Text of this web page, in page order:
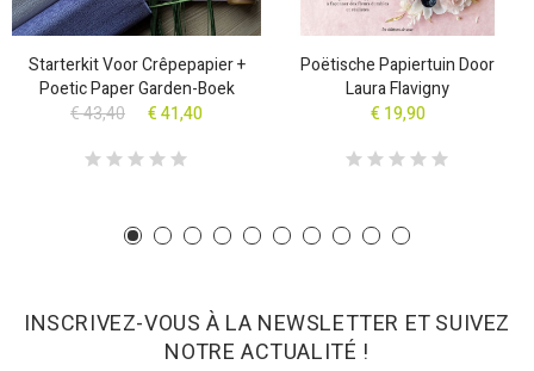
Starterkit Voor Crêpepapier +
Poetic Paper Garden-Boek
€ 43,40
€ 41,40
Poëtische Papiertuin Door
Laura Flavigny
€ 19,90
INSCRIVEZ-VOUS À LA NEWSLETTER ET SUIVEZ
NOTRE ACTUALITÉ !